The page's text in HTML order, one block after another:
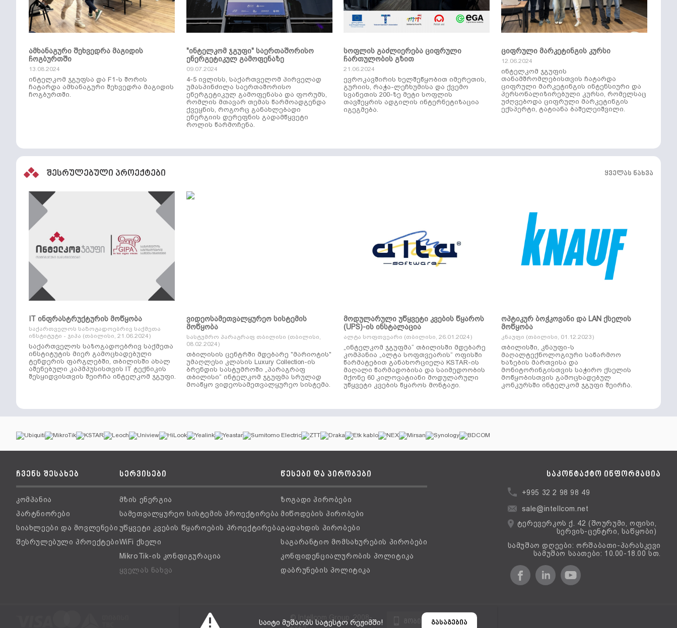
ამხანაგური შეხვედრა მაგიდის
ჩოგბურთში
13.08.2024
ინტელკომ ჯგუფსა და F1-ს შორის
ჩატარდა ამხანაგური შეხვედრა მაგიდის
ჩოგბურთში.
"ინტელკომ ჯგუფი" საერთაშორისო
ენერგეტიკულ გამოფენაზე
09.07.2024
4-5 ივლისს, საქართველომ პირველად
უმასპინძილა საერთაშორისო
ენერგეტიკულ გამოფენასა და ფორუმს,
რომლის მთავარ თემას წარმოადგენდა
ქვეყნის, როგორც განახლებადი
ენერგიის დერეფნის გადამწყვეტი
როლის წარმოჩენა.
სოფლის გაძლიერება ციფრული
ჩართულობის გზით
21.06.2024
ევროკავშირის ხელშეწყობით იმერეთის,
გურიის, რაჭა-ლეჩხუმისა და ქვემო
სვანეთის 200-ზე მეტი სოფლის
თავშეყრის ადგილის ინტერნეტიზაცია
იგეგმება.
ციფრული მარკეტინგის კურსი
12.06.2024
ინტელკომ ჯგუფის
თანამშრომლებისთვის ჩატარდა
ციფრული მარკეტინგის ინტენსიური და
პერსონალიზირებული კურსი, რომელსაც
უძღვებოდა ციფრული მარკეტინგის
ექსპერტი, ტატიანა ბაშელეიშვილი.
შესრულებული პროექტები ყველას ნახვა
IT ინფრასტრუქტურის მოწყობა
საქართველოს საზოგადოებრივ საქმეთა
ინსტიტუტი - ჯიპა (თბილისი, 21.06.2024)
საქართველოს საზოგადოებრივ საქმეთა
ინსტიტუტის მიერ გამოცხადებული
ტენდერის ფარგლებში, თბილისში ახალ
აშენებული კაპმპუსისთვის IT ტექნიკის
შესყიდვისთვის შეირჩა ინტელკომ ჯგუფი.
ვიდეოსამეთვალყურეო სისტემის
მოწყობა
სასტუმრო პარაგრაფ თბილისი (თბილისი,
08.02.2024)
თბილისის ცენტრში მდებარე "მარიოტის"
უმაღლესი კლასის Luxury Collection-ის
ბრენდის სასტუმროში „პარაგრაფ
თბილისი“ ინტელკომ ჯგუფმა სრულად
მოაწყო ვიდეოსამეთვალყურეო სისტემა.
მოდულარული უწყვეტი კვების წყაროს
(UPS)-ის ინსტალაცია
ალტა სოფთვეარი (თბილისი, 26.01.2024)
„ინტელკომ ჯგუფმა“ თბილისში მდებარე
კომპანია „ალტა სოფთვეარის“ ოფისში
წარმატებით განახორციელა KSTAR-ის
მაღალი წარმადობისა და საიმედოობის
მქონე 60 კილოვატიანი მოდულარული
უწყვეტი კვების წყაროს მონტაჟი.
ოპტიკურ ბოჭკოვანი და LAN ქსელის
მოწყობა
კნაუფი (თბილისი, 01.12.2023)
თბილისში, კნაუფი-ს
მაღალტექნოლოგიური საწარმოო
ხაზების მართვისა და
მონიტორინგისთვის საჭირო ქსელის
მოწყობისთვის გამოცხადებულ
კონკურსში ინტელკომ ჯგუფი შეირჩა.
ჩვენს შესახებ
კომპანია
პარტნიორები
სიახლეები და მოვლენები
შესრულებული პროექტები
სერვისები
მზის ენერგია
სამეთვალყურეო სისტემის პროექტირება
უწყვეტი კვების წყაროების პროექტირება
WiFi ქსელი
MikroTik-ის კონფიგურაცია
ყველას ნახვა
წესები და პირობები
ზოგადი პირობები
მიწოდების პირობები
გადახდის პირობები
საგარანტიო მომსახურების პირობები
კონფიდენციალურობის პოლიტიკა
დაბრუნების პოლიტიკა
საკონტაქტო ინფორმაცია
+995 32 2 98 98 49
sale@intellcom.net
ტერევერკოს ქ. 42 (შოურუმი, ოფისი,
სერვის-ცენტრი, საწყობი)
სამუშაო დღეები: ორშაბათი-პარასკევი
სამუშაო საათები: 10.00-18.00 სთ.
2024
მობილური ვერსია
საიტი მუშაობს სატესტო რეჟიმში! გასაგებია